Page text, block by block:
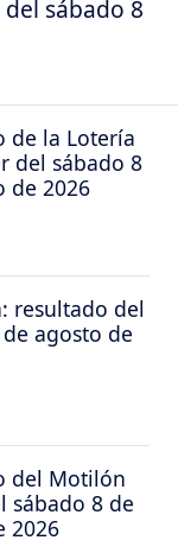
sábado 8
de la Lotería
del sábado 8
de 2026
resultado del
agosto de
del Motilón
sábado 8 de
2026